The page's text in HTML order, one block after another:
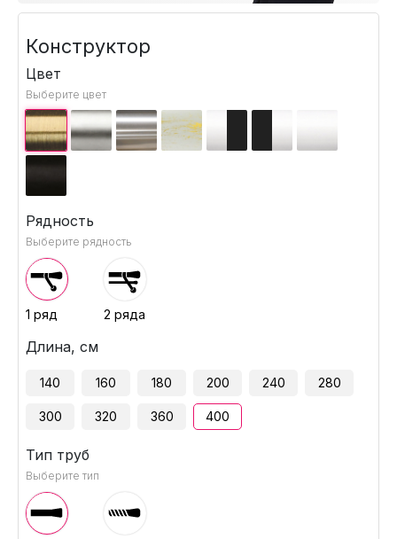
Конструктор
Цвет
Выберите цвет
Рядность
Выберите рядность
1 ряд 2 ряда
Длина, см
140 160 180 200 240 280
300 320 360 400
Тип труб
Выберите тип